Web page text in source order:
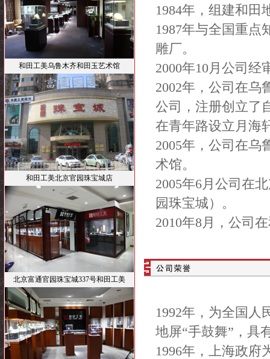
和田工美乌鲁木齐和田玉艺术馆
和田工美北京官园珠宝城店
北京富通官园珠宝城337号和田工美
1984年，组建和田
1987年与全国重点
雕厂。
2000年10月公司
2002年，公司在乌
公司，注册创立了
在青年路设立月海
2005年，公司在乌
术馆。
2005年6月公司在
园珠宝城）。
2010年8月，公司
1992年，为全国人
地屏“手鼓舞”，具
1996年，上海政府